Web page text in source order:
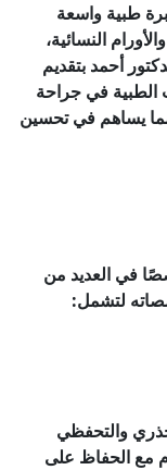
طبية واسعة
النسائية،
أحمد بتقديم
الطبية في جراحة
مما يساهم في تحسين
في العديد من
لتشمل:
والتحفظي
مع الحفاظ على